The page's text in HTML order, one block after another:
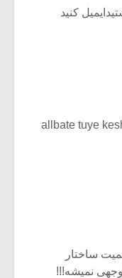
کنید
allbate tuye
ساختار
نمیشه!!!